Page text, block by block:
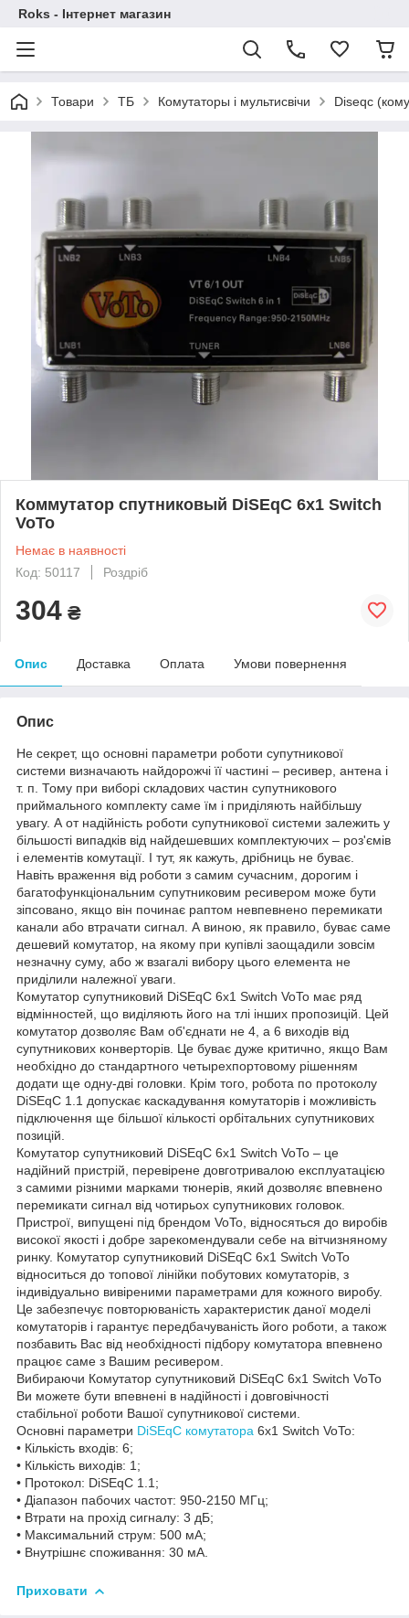
Roks - Інтернет магазин
Товари ТБ Комутаторы і мультисвічи Diseqc
Коммутатор спутниковый DiSEqC 6x1 Switch
VoTo
Немає в наявності
Код: 50117
Роздріб
304 ₴
Опис Доставка Оплата Умови повернення
Опис
Не секрет, що основні параметри роботи супутникової
системи визначають найдорожчі її частині – ресивер, антена і
т. п. Тому при виборі складових частин супутникового
приймального комплекту саме їм і приділяють найбільшу
увагу. А от надійність роботи супутникової системи залежить у
більшості випадків від найдешевших комплектуючих – роз'ємів
і елементів комутації. І тут, як кажуть, дрібниць не буває.
Навіть враження від роботи з самим сучасним, дорогим і
багатофункціональним супутниковим ресивером може бути
зіпсовано, якщо він починає раптом невпевнено перемикати
канали або втрачати сигнал. А виною, як правило, буває саме
дешевий комутатор, на якому при купівлі заощадили зовсім
незначну суму, або ж взагалі вибору цього елемента не
приділили належної уваги.
Комутатор супутниковий DiSEqC 6x1 Switch VoTo має ряд
відмінностей, що виділяють його на тлі інших пропозицій. Цей
комутатор дозволяє Вам об'єднати не 4, а 6 виходів від
супутникових конверторів. Це буває дуже критично, якщо Вам
необхідно до стандартного четырехпортовому рішенням
додати ще одну-дві головки. Крім того, робота по протоколу
DiSEqC 1.1 допускає каскадування комутаторів і можливість
підключення ще більшої кількості орбітальних супутникових
позицій.
Комутатор супутниковий DiSEqC 6x1 Switch VoTo – це
надійний пристрій, перевірене довготривалою експлуатацією
з самими різними марками тюнерів, який дозволяє впевнено
перемикати сигнал від чотирьох супутникових головок.
Пристрої, випущені під брендом VoTo, відносяться до виробів
високої якості і добре зарекомендували себе на вітчизняному
ринку. Комутатор супутниковий DiSEqC 6x1 Switch VoTo
відноситься до топової лінійки побутових комутаторів, з
індивідуально вивіреними параметрами для кожного виробу.
Це забезпечує повторюваність характеристик даної моделі
комутаторів і гарантує передбачуваність його роботи, а також
позбавить Вас від необхідності підбору комутатора впевнено
працює саме з Вашим ресивером.
Вибираючи Комутатор супутниковий DiSEqC 6x1 Switch VoTo
Ви можете бути впевнені в надійності і довговічності
стабільної роботи Вашої супутникової системи.
Основні параметри DiSEqC комутатора 6x1 Switch VoTo:
• Кількість входів: 6;
• Кількість виходів: 1;
• Протокол: DiSEqC 1.1;
• Діапазон пабочих частот: 950-2150 МГц;
• Втрати на прохід сигналу: 3 дБ;
• Максимальний струм: 500 мА;
• Внутрішнє споживання: 30 мА.
Приховати